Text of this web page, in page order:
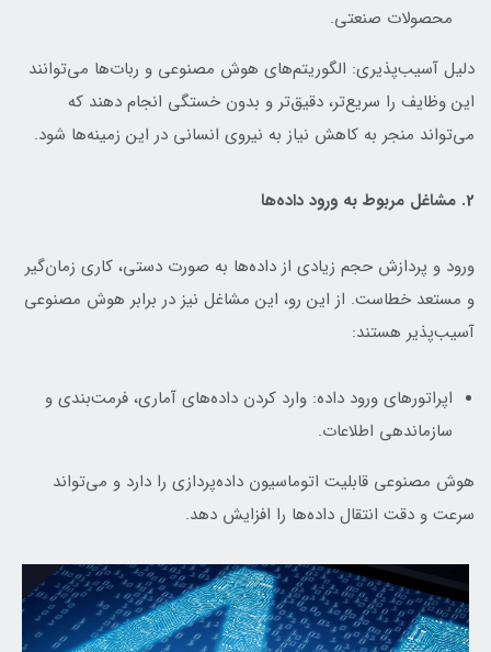
محصولات صنعتی.
دلیل آسیب‌پذیری: الگوریتم‌های هوش مصنوعی و ربات‌ها می‌توانند
این وظایف را سریع‌تر، دقیق‌تر و بدون خستگی انجام دهند که
می‌تواند منجر به کاهش نیاز به نیروی انسانی در این زمینه‌ها شود.
2. مشاغل مربوط به ورود داده‌ها
ورود و پردازش حجم زیادی از داده‌ها به صورت دستی، کاری زمان‌گیر
و مستعد خطاست. از این رو، این مشاغل نیز در برابر هوش مصنوعی
آسیب‌پذیر هستند:
اپراتورهای ورود داده: وارد کردن داده‌های آماری، فرمت‌بندی و
سازماندهی اطلاعات.
هوش مصنوعی قابلیت اتوماسیون داده‌پردازی را دارد و می‌تواند
سرعت و دقت انتقال داده‌ها را افزایش دهد.